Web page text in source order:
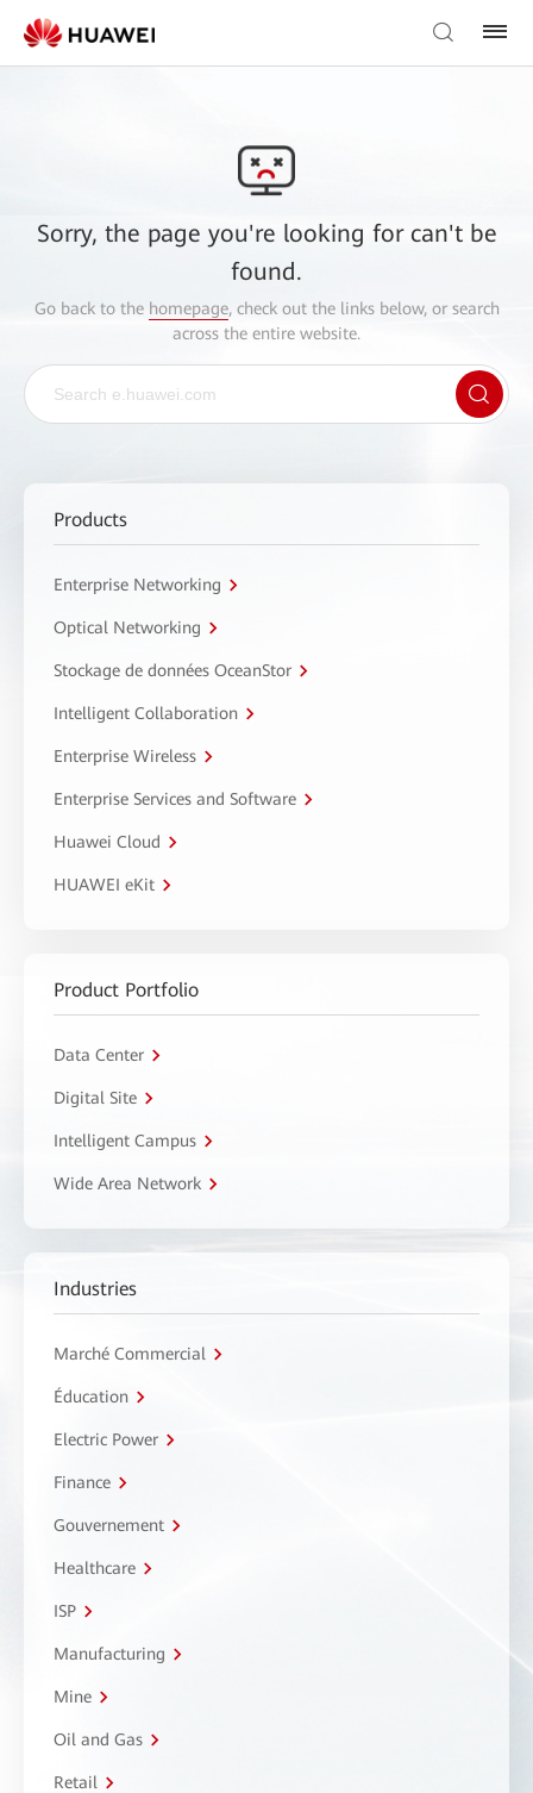
Sorry, the page you're looking for can't be
found.
Go back to the homepage, check out the links below, or search
across the entire website.
Products
Enterprise Networking
Optical Networking
Stockage de données OceanStor
Intelligent Collaboration
Enterprise Wireless
Enterprise Services and Software
Huawei Cloud
HUAWEI eKit
Product Portfolio
Data Center
Digital Site
Intelligent Campus
Wide Area Network
Industries
Marché Commercial
Éducation
Electric Power
Finance
Gouvernement
Healthcare
ISP
Manufacturing
Mine
Oil and Gas
Retail